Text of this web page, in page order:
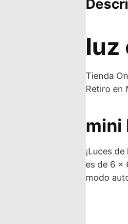
luz
Tienda
Retiro en
mini
¡Luces de
es de 6 x
modo